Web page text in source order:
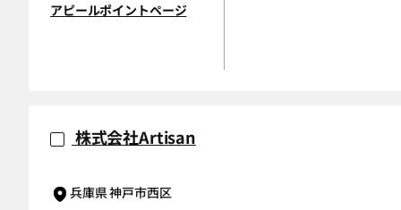
アピールポイントページ
株式会社Artisan
兵庫県 神戸市西区